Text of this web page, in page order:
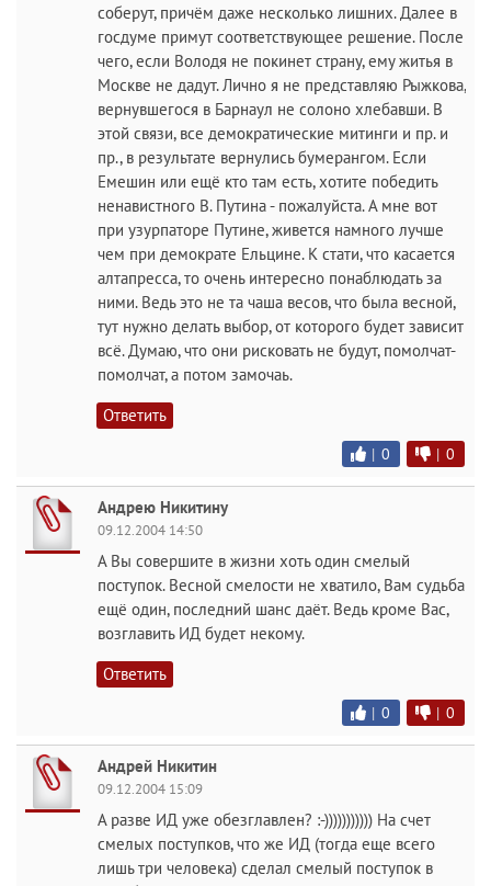
соберут, причём даже несколько лишних. Далее в
госдуме примут соответствующее решение. После
чего, если Володя не покинет страну, ему житья в
Москве не дадут. Лично я не представляю Рыжкова,
вернувшегося в Барнаул не солоно хлебавши. В
этой связи, все демократические митинги и пр. и
пр., в результате вернулись бумерангом. Если
Емешин или ещё кто там есть, хотите победить
ненавистного В. Путина - пожалуйста. А мне вот
при узурпаторе Путине, живется намного лучше
чем при демократе Ельцине. К стати, что касается
алтапресса, то очень интересно понаблюдать за
ними. Ведь это не та чаша весов, что была весной,
тут нужно делать выбор, от которого будет зависит
всё. Думаю, что они рисковать не будут, помолчат-
помолчат, а потом замочаь.
Ответить
| 0 | 0
Андрею Никитину
09.12.2004 14:50
А Вы совершите в жизни хоть один смелый
поступок. Весной смелости не хватило, Вам судьба
ещё один, последний шанс даёт. Ведь кроме Вас,
возглавить ИД будет некому.
Ответить
| 0 | 0
Андрей Никитин
09.12.2004 15:09
А разве ИД уже обезглавлен? :-))))))))))) На счет
смелых поступков, что же ИД (тогда еще всего
лишь три человека) сделал смелый поступок в